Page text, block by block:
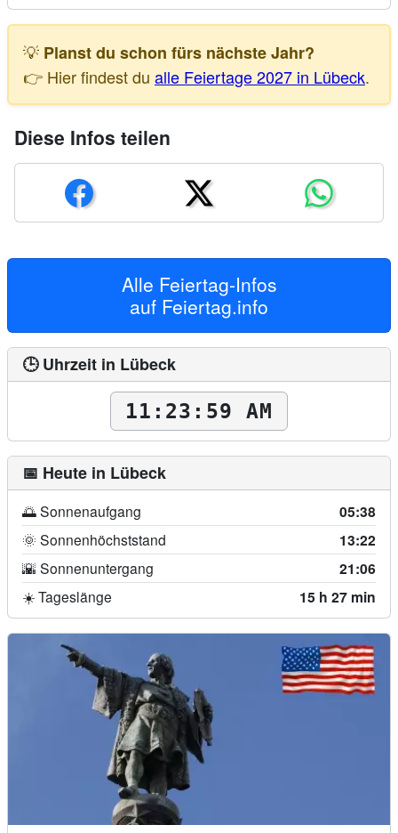
💡 Planst du schon fürs nächste Jahr?
👉 Hier findest du alle Feiertage 2027 in Lübeck.
Diese Infos teilen
Alle Feiertag-Infos
auf Feiertag.info
🕒 Uhrzeit in Lübeck
11:24:00 AM
📅 Heute in Lübeck
🌅 Sonnenaufgang 05:38
🌞 Sonnenhöchststand 13:22
🌇 Sonnenuntergang 21:06
☀️ Tageslänge 15 h 27 min